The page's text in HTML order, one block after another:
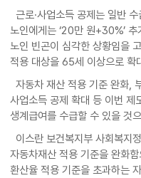
근로·사업소득 공제는 일반
노인에게는 ‘20만 원+30%’
노인 빈곤이 심각한 상황임을
적용 대상을 65세 이상으로 확
자동차 재산 적용 기준 완화,
사업소득 공제 확대 등 이번
생계급여를 수급할 수 있을 것
이스란 보건복지부 사회복지
자동차재산 적용 기준을 완화
환산율 적용 기준을 초과하는